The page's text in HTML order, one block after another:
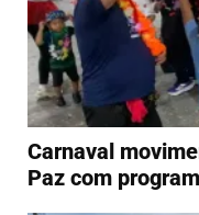
Carnaval
Paz com